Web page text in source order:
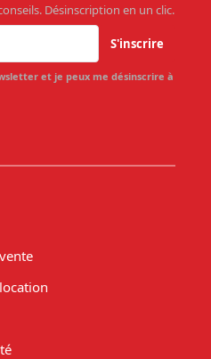
Désinscription en un clic.
S'inscrire
et je peux me désinscrire à